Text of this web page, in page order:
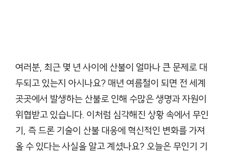
여러분, 최근 몇 년 사이에 산불이 얼마나 큰 문제로 대
두되고 있는지 아시나요? 매년 여름철이 되면 전 세계
곳곳에서 발생하는 산불로 인해 수많은 생명과 자원이
위협받고 있습니다. 이처럼 심각해진 상황 속에서 무인
기, 즉 드론 기술이 산불 대응에 혁신적인 변화를 가져
올 수 있다는 사실을 알고 계셨나요? 오늘은 무인기 기